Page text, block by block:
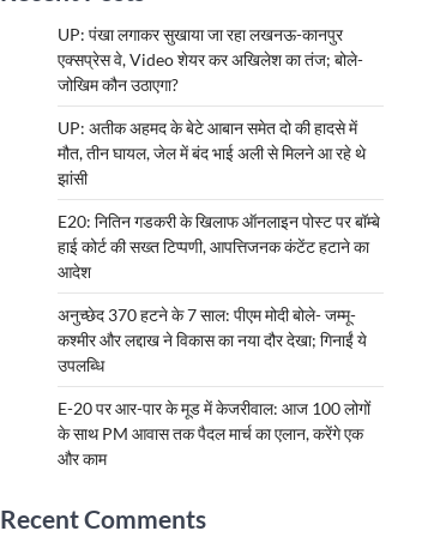
UP: पंखा लगाकर सुखाया जा रहा लखनऊ-कानपुर
एक्सप्रेस वे, Video शेयर कर अखिलेश का तंज; बोले-
जोखिम कौन उठाएगा?
UP: अतीक अहमद के बेटे आबान समेत दो की हादसे में
मौत, तीन घायल, जेल में बंद भाई अली से मिलने आ रहे थे
झांसी
E20: नितिन गडकरी के खिलाफ ऑनलाइन पोस्ट पर बॉम्बे
हाई कोर्ट की सख्त टिप्पणी, आपत्तिजनक कंटेंट हटाने का
आदेश
अनुच्छेद 370 हटने के 7 साल: पीएम मोदी बोले- जम्मू-
कश्मीर और लद्दाख ने विकास का नया दौर देखा; गिनाईं ये
उपलब्धि
E-20 पर आर-पार के मूड में केजरीवाल: आज 100 लोगों
के साथ PM आवास तक पैदल मार्च का एलान, करेंगे एक
और काम
Recent Comments